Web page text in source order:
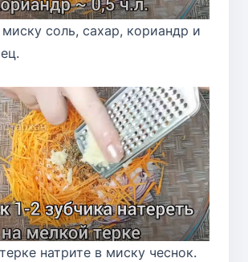
соль, сахар, кориандр и
натрите в миску чеснок.